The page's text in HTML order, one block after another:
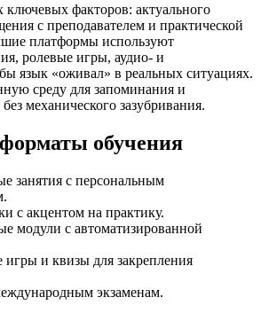
ключевых факторов: актуального
с преподавателем и практической
платформы используют
ролевые игры, аудио- и
язык «оживал» в реальных ситуациях.
среду для запоминания и
механического зазубривания.
обучения
занятия с персональным
с акцентом на практику.
модули с автоматизированной
и квизы для закрепления
экзаменам.